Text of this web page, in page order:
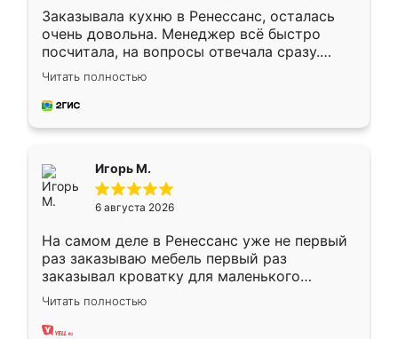
Заказывала кухню в Ренессанс, осталась
очень довольна. Менеджер всё быстро
посчитала, на вопросы отвечала сразу.
Замерщик приехал в субботу, подошёл к
делу со всей ответственностью. Собрали
за день, ребята работали аккуратно, даже
Читать полностью
Игорь М.
6 августа 2026
На самом деле в Ренессанс уже не первый
раз заказываю мебель первый раз
заказывал кроватку для маленького
ребёнка при его рождении ,во второй раз
заказал шкаф-купе. По качеству очень
хорошее сборка достаточно быстрая,
Читать полностью